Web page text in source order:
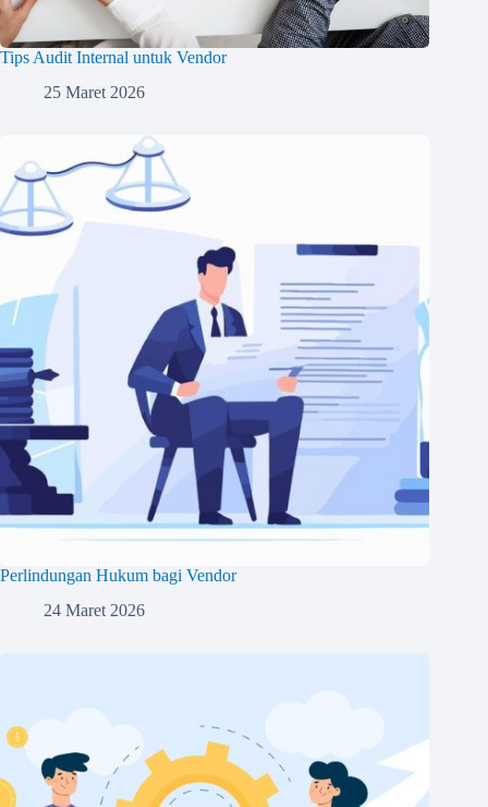
Tips Audit Internal untuk Vendor
25 Maret 2026
Perlindungan Hukum bagi Vendor
24 Maret 2026